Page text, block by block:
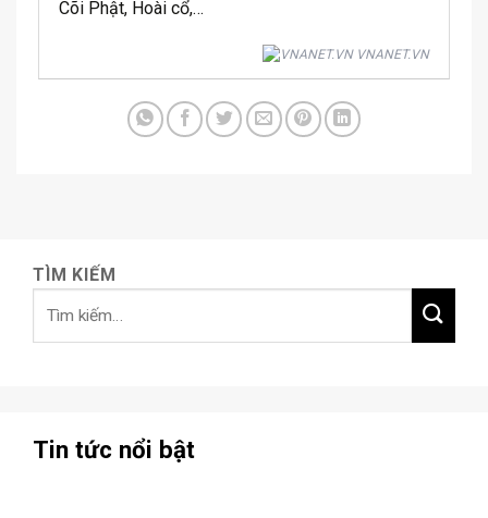
Cõi Phật, Hoài cổ,…
VNANET.VN
TÌM KIẾM
Tin tức nổi bật